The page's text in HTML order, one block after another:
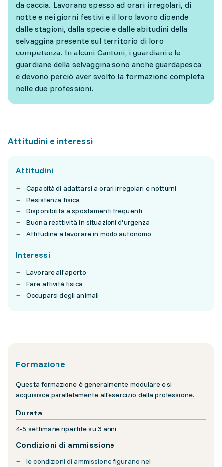
da caccia. Lavorano spesso ad orari irregolari, di
notte e nei giorni festivi e il loro lavoro dipende
dalle stagioni, dalla specie e dalle abitudini della
selvaggina presente sul territorio di loro
competenza. In alcuni Cantoni, i guardiani e le
guardiane della selvaggina sono anche guardapesca
e devono perciò aver svolto la formazione completa
nelle due professioni.
Attitudini e interessi
Attitudini
Capacità di adattarsi a orari irregolari e notturni
Resistenza fisica
Disponibilità a spostamenti frequenti
Buona reattività in situazioni d'urgenza
Attitudine a lavorare in modo autonomo
Interessi
Lavorare all'aperto
Fare attività fisica
Occuparsi degli animali
Formazione
Questa formazione è generalmente modulare e si
acquisisce parallelamente all'esercizio della professione.
Durata
4-5 settimane ripartite su 3 anni
Condizioni di ammissione
le condizioni di ammissione figurano nel